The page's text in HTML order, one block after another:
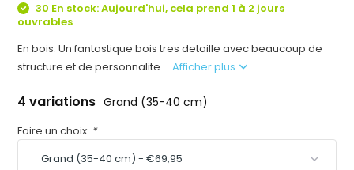
30 En stock: Aujourd'hui, cela prend 1 à 2 jours
ouvrables
En bois. Un fantastique bois tres detaille avec beaucoup de
structure et de personnalite....Afficher plus
4 variations Grand (35-40 cm)
Faire un choix: *